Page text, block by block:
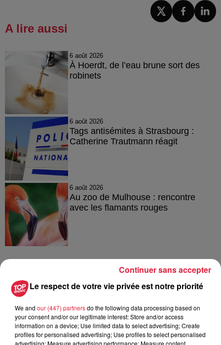
A lire aussi
6 août 2026
À Hoerdt, de l’eau brune sort des
robinets
6 août 2026
Tags antisémites à Strasbourg :
Catherine Trautmann réagit
6 août 2026
Au zoo de Mulhouse : rencontre
avec les flamants rouges
À découvrir également
Le respect de votre vie privée est notre priorité
We and our (447) partnersdo the following data processing based on
your consent and/or our legitimate interest: Store and/or access
information on a device; Use limited data to select advertising; Create
profiles for personalised advertising; Use profiles to select personalised
advertising; Measure advertising performance; Measure content
Continuer sans accepter